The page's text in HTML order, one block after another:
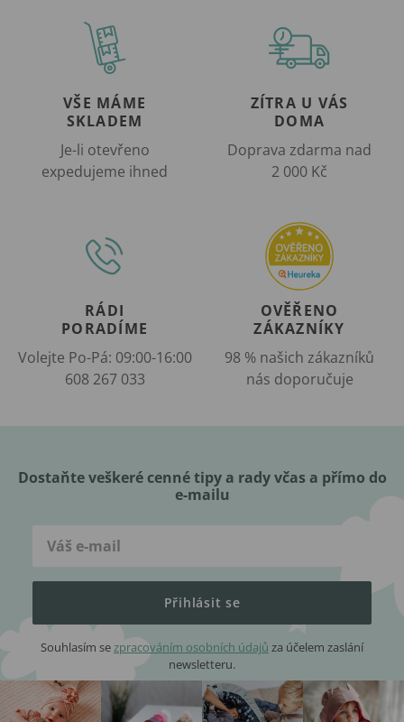
VŠE MÁME
SKLADEM
Je-li otevřeno
expedujeme ihned
ZÍTRA U VÁS
DOMA
Doprava zdarma nad
2 000 Kč
RÁDI
PORADÍME
Volejte Po-Pá: 09:00-16:00
608 267 033
OVĚŘENO
ZÁKAZNÍKY
98 % našich zákazníků
nás doporučuje
Dostaňte veškeré cenné tipy a rady včas a přímo do
e-mailu
Přihlásit se
Souhlasím sezpracováním osobních údajů za účelem zaslání
newsletteru.